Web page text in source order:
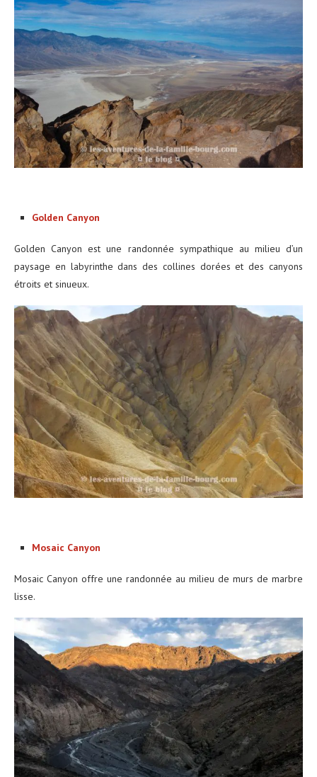
Golden Canyon
Golden Canyon est une randonnée sympathique au milieu d’un
paysage en labyrinthe dans des collines dorées et des canyons
étroits et sinueux.
Mosaic Canyon
Mosaic Canyon offre une randonnée au milieu de murs de marbre
lisse.